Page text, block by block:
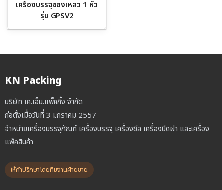
เครื่องบรรจุของเหลว 1 หัว
รุ่น GPSV2
KN Packing
บริษัท เค.เอ็น.แพ็คกิ้ง จำกัด
ก่อตั้งเมื่อวันที่ 3 มกราคม 2557
จำหน่ายเครื่องบรรจุภัณฑ์ เครื่องบรรจุ เครื่องซีล เครื่องปิดฝา และเครื่อง
แพ็คสินค้า
ให้คำปรึกษาโดยทีมงานฝ่ายขาย